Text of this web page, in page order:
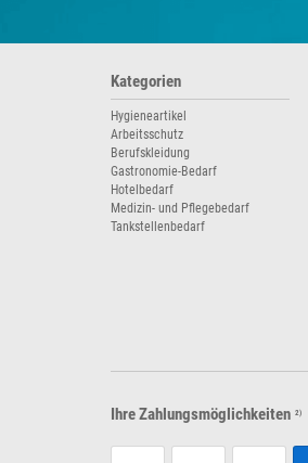
Kategorien
Hygieneartikel
Arbeitsschutz
Berufskleidung
Gastronomie-Bedarf
Hotelbedarf
Medizin- und Pflegebedarf
Tankstellenbedarf
Ihre Zahlungsmöglichkeiten 2)